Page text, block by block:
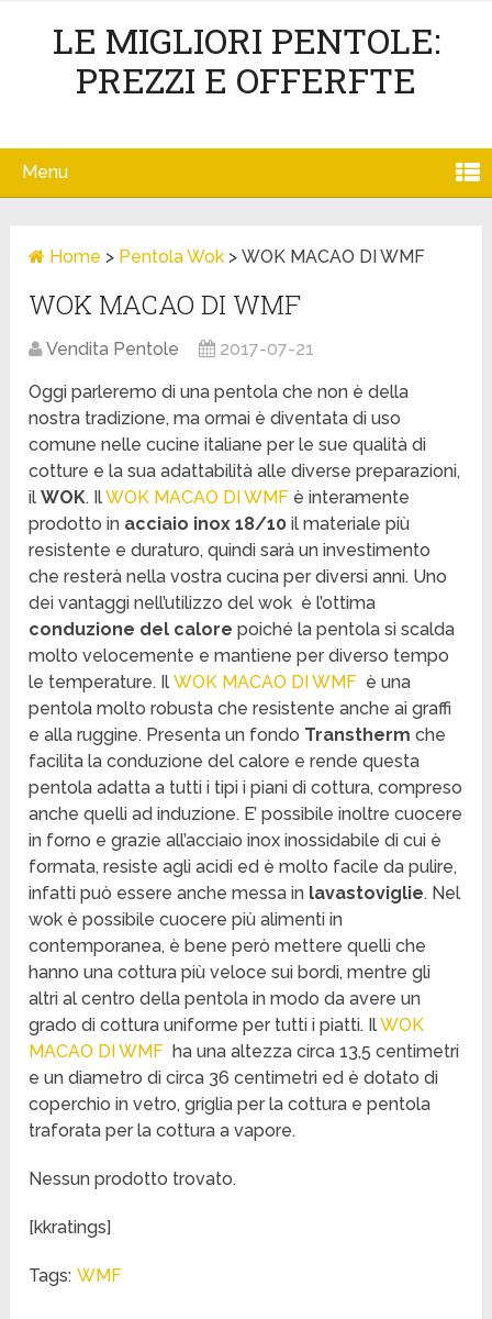
LE MIGLIORI PENTOLE:
PREZZI E OFFERFTE
Menu
Home > Pentola Wok >WOK MACAO DI WMF
WOK MACAO DI WMF
Vendita Pentole 2017-07-21
Oggi parleremo di una pentola che non è della
nostra tradizione, ma ormai è diventata di uso
comune nelle cucine italiane per le sue qualità di
cotture e la sua adattabilità alle diverse preparazioni,
ilWOK. IlWOK MACAO DI WMF è interamente
prodotto in acciaio inox 18/10 il materiale più
resistente e duraturo, quindi sarà un investimento
che resterà nella vostra cucina per diversi anni. Uno
dei vantaggi nell’utilizzo del wok è l’ottima
conduzione del calorepoiché la pentola si scalda
molto velocemente e mantiene per diverso tempo
le temperature. IlWOK MACAO DI WMF è una
pentola molto robusta che resistente anche ai graffi
e alla ruggine. Presenta un fondo Transtherm che
facilita la conduzione del calore e rende questa
pentola adatta a tutti i tipi i piani di cottura, compreso
anche quelli ad induzione. E’ possibile inoltre cuocere
in forno e grazie all’acciaio inox inossidabile di cui è
formata, resiste agli acidi ed è molto facile da pulire,
infatti può essere anche messa in lavastoviglie. Nel
wok è possibile cuocere più alimenti in
contemporanea, è bene però mettere quelli che
hanno una cottura più veloce sui bordi, mentre gli
altri al centro della pentola in modo da avere un
grado di cottura uniforme per tutti i piatti. IlWOK
MACAO DI WMF ha una altezza circa 13,5 centimetri
e un diametro di circa 36 centimetri ed è dotato di
coperchio in vetro, griglia per la cottura e pentola
traforata per la cottura a vapore.
Nessun prodotto trovato.
[kkratings]
Tags: WMF